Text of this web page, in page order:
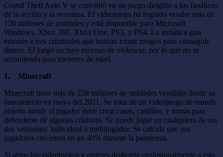
Grand Theft Auto V se convirtió en un juego dirigido a los fanáticos
de la acción y la aventura. El videojuego ha logrado vender más de
150 millones de unidades y está disponible para Microsoft
Windows, Xbox 360, Xbox One, PS3, y PS4. La temática gira
entorno a tres criminales que buscan tomar riesgos para conseguir
dinero. El juego incluye escenas de violencia, por lo que no se
recomienda para menores de edad.
1. Minecraft
Minecraft tiene más de 238 millones de unidades vendidas desde su
lanzamiento en mayo del 2011. Se trata de un videojuego de mundo
abierto donde el jugador debe crear casas, castillos, y armas para
defenderse de algunas criaturas. Se puede jugar en cualquiera de sus
dos versiones: individual o multijugador. Se calcula que sus
jugadores crecieron en un 40% durante la pandemia.
Si amas los videojuegos y quieres dedicarte profesionalmente a esta